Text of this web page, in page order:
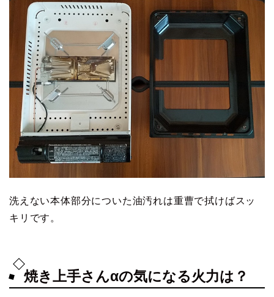
洗えない本体部分についた油汚れは重曹で拭けばスッ
キリです。
焼き上手さんαの気になる火力は？